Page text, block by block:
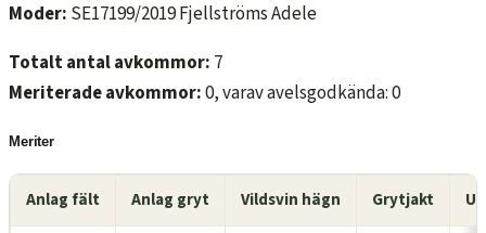
Moder: SE17199/2019 Fjellströms Adele
Totalt antal avkommor: 7
Meriterade avkommor:0, varav avelsgodkända: 0
Meriter
Anlag fält Anlag gryt Vildsvin hägn Grytjakt